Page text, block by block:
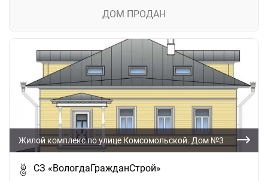
ДОМ ПРОДАН
Жилой комплекс по улице Комсомольской. Дом №3
СЗ «ВологдаГражданСтрой»